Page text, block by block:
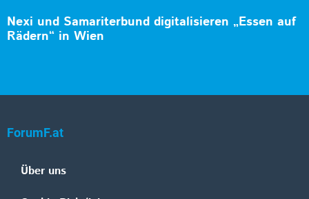
Nexi und Samariterbund digitalisieren „Essen auf
Rädern“ in Wien
ForumF.at
Über uns